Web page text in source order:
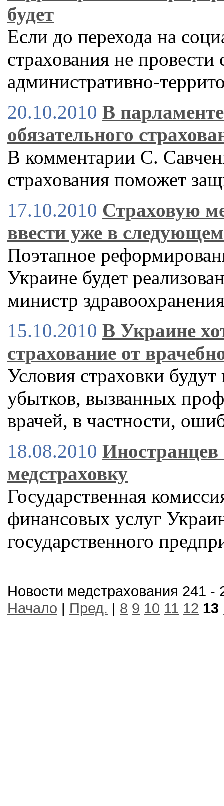
будет
Если до перехода на
страхования не
административно-
20.10.2010 В
обязательного
В комментарии С.
страхования поможет
17.10.2010 Страховую
ввести уже в
Поэтапное
Украине будет
министр
15.10.2010 В Украине
страхование от
Условия страховки
убытков, вызванных
врачей, в частности,
18.08.2010
медстраховку
Государственная
финансовых услуг
государственного
Новости медстрахования 241 -
Начало | Пред. | 8 9 10 11 12 13